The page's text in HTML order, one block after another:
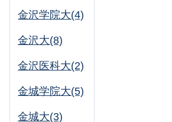
金沢学院大(4)
金沢大(8)
金沢医科大(2)
金城学院大(5)
金城大(3)